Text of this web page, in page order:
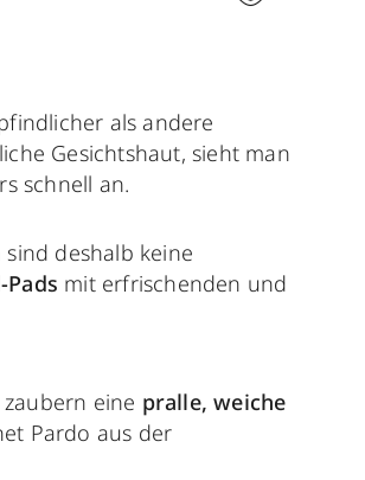
als andere
Gesichtshaut, sieht man
schnell an.
deshalb keine
mit erfrischenden und
eine pralle, weiche
Pardo aus der